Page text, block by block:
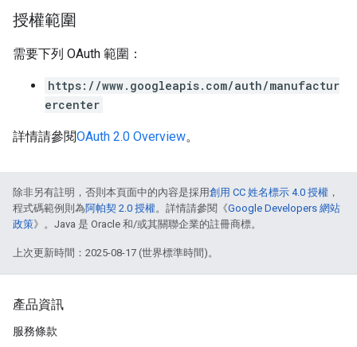
授權範圍
需要下列 OAuth 範圍：
https://www.googleapis.com/auth/manufactur
ercenter
詳情請參閱OAuth 2.0 Overview。
除非另有註明，否則本頁面中的內容是採用創用 CC 姓名標示 4.0 授權 ，
程式碼範例則為阿帕契 2.0 授權。詳情請參閱《Google Developers 網站
政策》。Java 是 Oracle 和/或其關聯企業的註冊商標。
上次更新時間：2025-08-17 (世界標準時間)。
產品資訊
服務條款